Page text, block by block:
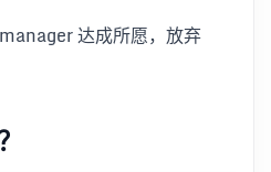
达成所愿，放弃